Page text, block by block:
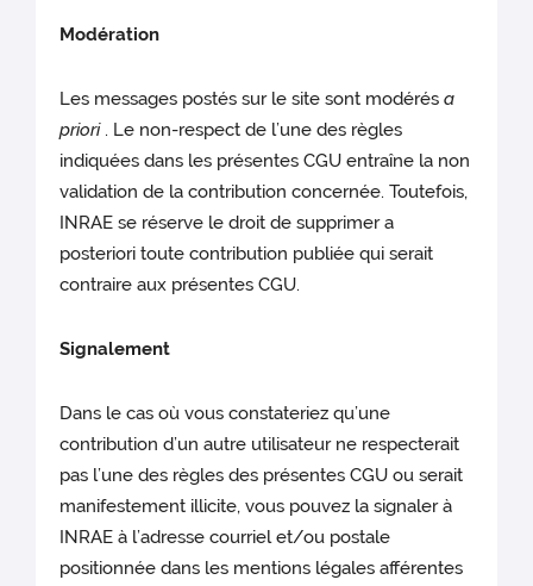
Modération
Les messages postés sur le site sont modérésa
priori. Le non-respect de l’une des règles
indiquées dans les présentes CGU entraîne la non
validation de la contribution concernée. Toutefois,
INRAE se réserve le droit de supprimer a
posteriori toute contribution publiée qui serait
contraire aux présentes CGU.
Signalement
Dans le cas où vous constateriez qu’une
contribution d’un autre utilisateur ne respecterait
pas l’une des règles des présentes CGU ou serait
manifestement illicite, vous pouvez la signaler à
INRAE à l’adresse courriel et/ou postale
positionnée dans les mentions légales afférentes